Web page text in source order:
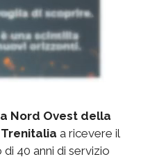
Nord Ovest della
a ricevere il
40 anni di servizio